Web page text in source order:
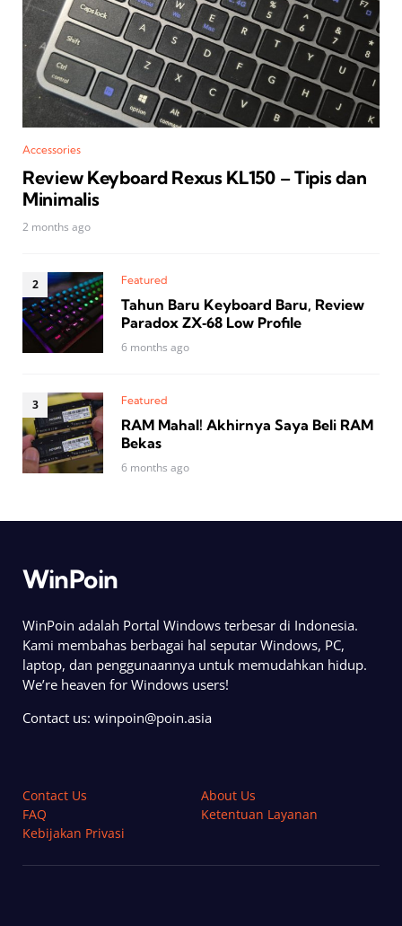
Accessories
Review Keyboard Rexus KL150 – Tipis dan
Minimalis
2 months ago
Featured
Tahun Baru Keyboard Baru, Review
Paradox ZX‑68 Low Profile
6 months ago
Featured
RAM Mahal! Akhirnya Saya Beli RAM
Bekas
6 months ago
WinPoin
WinPoin adalah Portal Windows terbesar di Indonesia.
Kami membahas berbagai hal seputar Windows, PC,
laptop, dan penggunaannya untuk memudahkan hidup.
We’re heaven for Windows users!
Contact us: winpoin@poin.asia
Contact Us
About Us
FAQ
Ketentuan Layanan
Kebijakan Privasi